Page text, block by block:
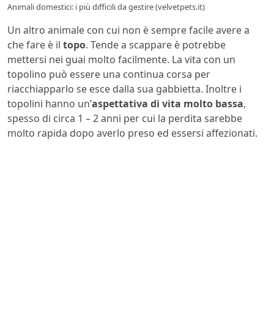
Animali domestici: i più difficili da gestire (velvetpets.it)
Un altro animale con cui non è sempre facile avere a
che fare è il topo. Tende a scappare è potrebbe
mettersi nei guai molto facilmente. La vita con un
topolino può essere una continua corsa per
riacchiapparlo se esce dalla sua gabbietta. Inoltre i
topolini hanno un’aspettativa di vita molto bassa,
spesso di circa 1 – 2 anni per cui la perdita sarebbe
molto rapida dopo averlo preso ed essersi affezionati.